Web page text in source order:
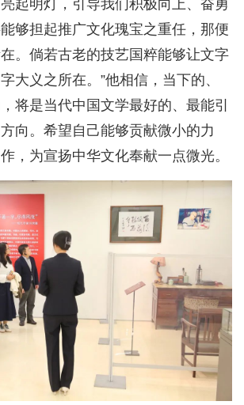
起明灯，引导我们积极向上、奋勇
够担起推广文化瑰宝之重任，那便
。倘若古老的技艺国粹能够让文字
大义之所在。”他相信，当下的、
将是当代中国文学最好的、最能引
向。希望自己能够贡献微小的力
，为宣扬中华文化奉献一点微光。